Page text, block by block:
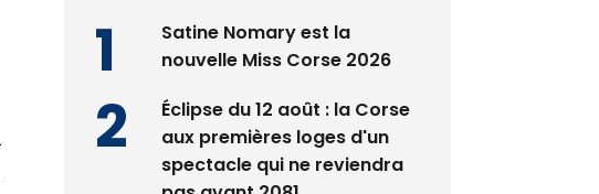
Satine Nomary est la
nouvelle Miss Corse 2026
Éclipse du 12 août : la Corse
aux premières loges d'un
spectacle qui ne reviendra